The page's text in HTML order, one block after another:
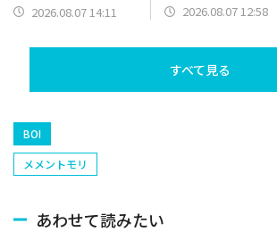
は無し、プレイヤー自
2026.08.07 14:11
定キャラ2体が登場
2026.08.07 12:58
すべて見る
BOI
メメントモリ
あわせて読みたい